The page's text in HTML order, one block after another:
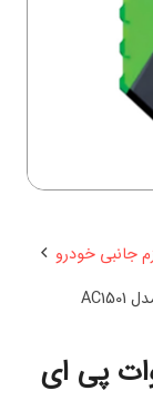
جانبی خودرو
فندکی و برقی 100وات پی ای